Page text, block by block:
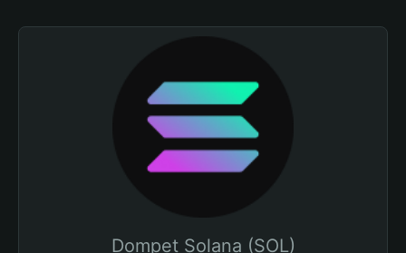
Dompet Solana (SOL)